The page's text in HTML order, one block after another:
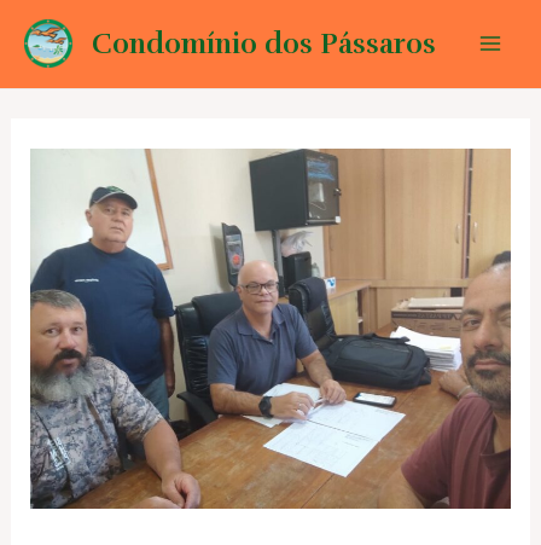
para
Condomínio dos Pássaros